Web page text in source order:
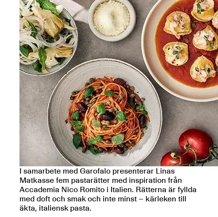
I samarbete med Garofalo presenterar Linas
Matkasse fem pastarätter med inspiration från
Accademia Nico Romito i Italien. Rätterna är fyllda
med doft och smak och inte minst – kärleken till
äkta, italiensk pasta.